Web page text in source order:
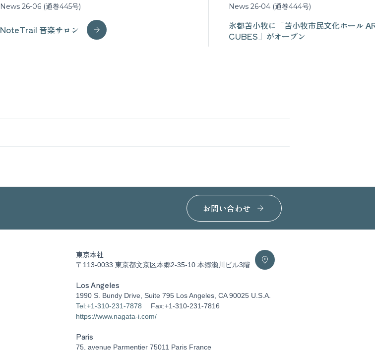
News 26-06 (通巻445号)
NoteTrail 音楽サロン
News 26-04 (通巻444号)
氷都苫小牧に「苫小牧市民文化ホール
CUBES」がオープン
お問い合わせ
東京本社
〒113-0033 東京都文京区本郷2-35-10 本郷瀬川ビル3階
Los Angeles
1990 S. Bundy Drive, Suite 795 Los Angeles, CA 90025 U.S.A.
Tel:+1-310-231-7878
Fax:+1-310-231-7816
https://www.nagata-i.com/
Paris
75, avenue Parmentier 75011 Paris France